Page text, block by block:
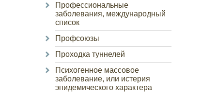
Профессиональные
заболевания, международный
список
Профсоюзы
Проходка туннелей
Психогенное массовое
заболевание, или истерия
эпидемического характера